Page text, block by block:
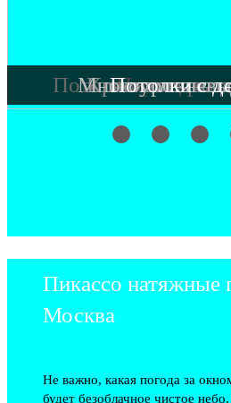
Парящие
Потолки со
Красивое
Потолки с
Пикассо натяжные
Москва
Не важно, какая погода за
будет безоблачное чистое